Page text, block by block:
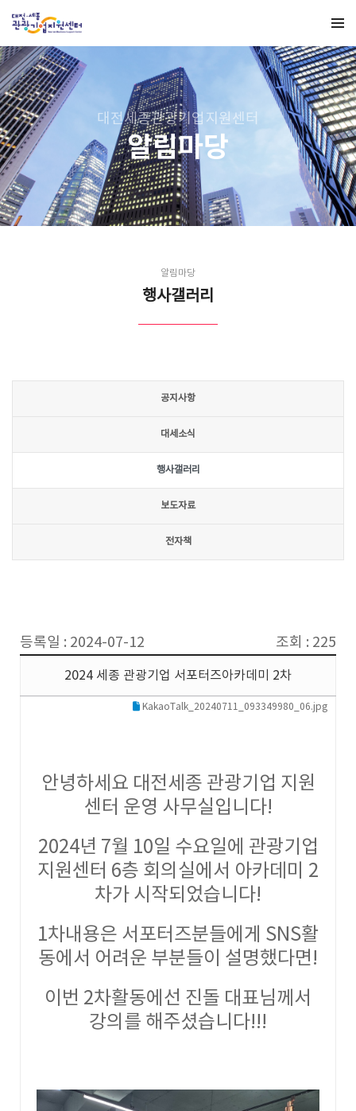
대전세종관광기업지원센터
알림마당
알림마당
행사갤러리
공지사항
대세소식
행사갤러리
보도자료
전자책
등록일 : 2024-07-12 조회 : 225
2024 세종 관광기업 서포터즈아카데미 2차
KakaoTalk_20240711_093349980_06.jpg
안녕하세요 대전세종 관광기업 지원
센터 운영 사무실입니다!
2024년 7월 10일 수요일에 관광기업
지원센터 6층 회의실에서 아카데미 2
차가 시작되었습니다!
1차내용은 서포터즈분들에게 SNS활
동에서 어려운 부분들이 설명했다면!
이번 2차활동에선 진돌 대표님께서
강의를 해주셨습니다!!!